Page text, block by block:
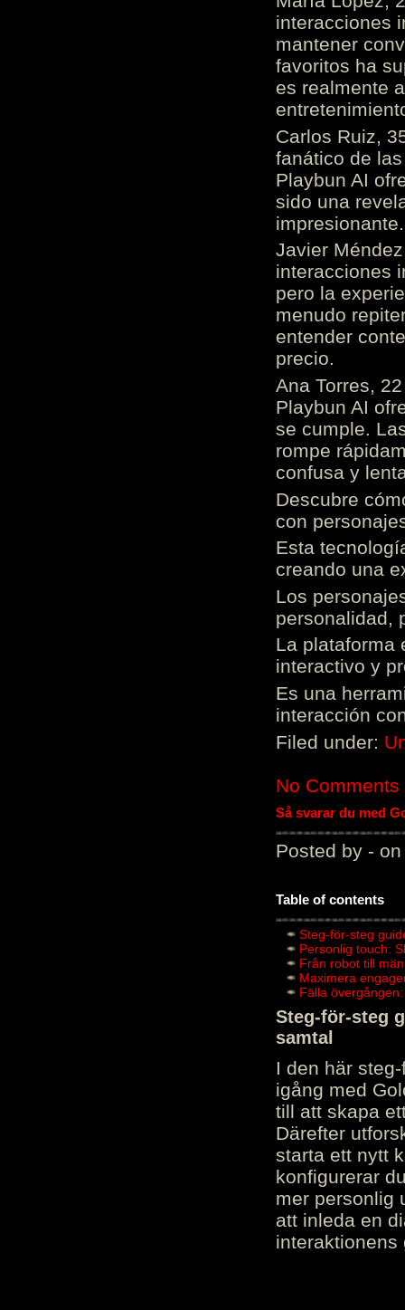
interacciones
mantener
favoritos ha
es realmente
Carlos Ruiz,
fanático de
Playbun AI
sido una
Javier
interacciones
pero la
menudo
entender
precio.
Ana Torres,
Playbun AI
se cumple.
rompe
confusa y
Descubre
con
Esta
creando una
Los
personalidad,
La plataforma
interactivo y
Es una
interacción
Filed under:
No Comments
Så svarar du med
Posted by - on
Table of contents
Steg-för-steg
Personlig touch:
Från robot till
Maximera
Fälla
Steg-för-steg
samtal
I den här
igång med
till att skapa
Därefter
starta ett nytt
konfigurerar
mer personlig
att inleda en
interaktionens